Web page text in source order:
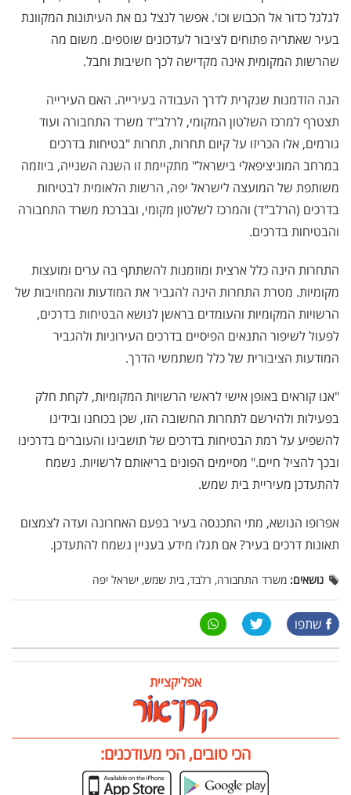
לגלגל כדור אל הכבוש וכו'. אפשר לנצל גם את העיתונות המקוונת
בעיר שאתריה פתוחים לציבור לעדכונים שוטפים. משום מה
שהרשות המקומית אינה מקדישה לכך חשיבות וחבל.
הנה הזדמנות שנקרית לדרך העבודה בעירייה. האם העירייה
תצטרף למרכז השלטון המקומי, לרלב"ד משרד התחבורה ועוד
גורמים, אלו הכריזו על קיום תחרות, תחרות "בטיחות בדרכים
במרחב המוניציפאלי בישראל" מתקיימת זו השנה השנייה, ביוזמה
משותפת של המועצה לישראל יפה, הרשות הלאומית לבטיחות
בדרכים (הרלב"ד) והמרכז לשלטון מקומי, ובברכת משרד התחבורה
והבטיחות בדרכים.
התחרות הינה כלל ארצית ומוזמנות להשתתף בה ערים ומועצות
מקומיות. מטרת התחרות הינה להגביר את המודעות והמחויבות של
הרשויות המקומיות והעומדים בראשן לנושא הבטיחות בדרכים,
לפעול לשיפור התנאים הפיסיים בדרכים העירוניות ולהגביר
המודעות הציבורית של כלל משתמשי הדרך.
"אנו קוראים באופן אישי לראשי הרשויות המקומיות, לקחת חלק
בפעילות ולהירשם לתחרות החשובה הזו, שכן בכוחנו ובידינו
להשפיע על רמת הבטיחות בדרכים של תושבינו והעוברים בדרכינו
ובכך להציל חיים." מסיימים הפונים בריאותם לרשויות. נשמח
להתעדכן מעיריית בית שמש.
אפרופו הנושא, מתי התכנסה בעיר בפעם האחרונה ועדה לצמצום
תאונות דרכים בעיר? אם תגלו מידע בעניין נשמח להתעדכן.
נושאים: משרד התחבורה, רלבד, בית שמש, ישראל יפה
שתפו
אפליקציית
הכי טובים, הכי מעודכנים: